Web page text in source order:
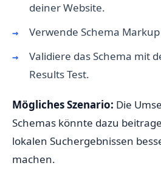
deiner Website.
Verwende Schema
Validiere das Schema mit
Results Test.
Mögliches Szenario: Die
Schemas könnte dazu
lokalen Suchergebnissen
machen.